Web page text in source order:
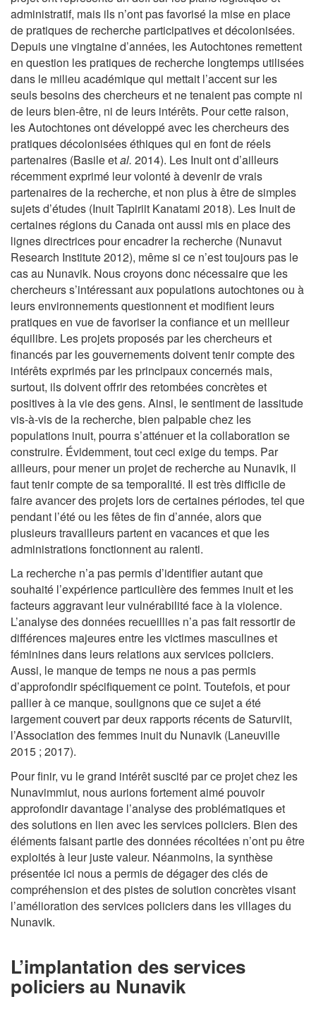
administratif, mais ils n’ont pas favorisé la mise en place
de pratiques de recherche participatives et décolonisées.
Depuis une vingtaine d’années, les Autochtones remettent
en question les pratiques de recherche longtemps utilisées
dans le milieu académique qui mettait l’accent sur les
seuls besoins des chercheurs et ne tenaient pas compte ni
de leurs bien-être, ni de leurs intérêts. Pour cette raison,
les Autochtones ont développé avec les chercheurs des
pratiques décolonisées éthiques qui en font de réels
partenaires (Basile etal. 2014). Les Inuit ont d’ailleurs
récemment exprimé leur volonté à devenir de vrais
partenaires de la recherche, et non plus à être de simples
sujets d’études (Inuit Tapiriit Kanatami 2018). Les Inuit de
certaines régions du Canada ont aussi mis en place des
lignes directrices pour encadrer la recherche (Nunavut
Research Institute 2012), même si ce n’est toujours pas le
cas au Nunavik. Nous croyons donc nécessaire que les
chercheurs s’intéressant aux populations autochtones ou à
leurs environnements questionnent et modifient leurs
pratiques en vue de favoriser la confiance et un meilleur
équilibre. Les projets proposés par les chercheurs et
financés par les gouvernements doivent tenir compte des
intérêts exprimés par les principaux concernés mais,
surtout, ils doivent offrir des retombées concrètes et
positives à la vie des gens. Ainsi, le sentiment de lassitude
vis-à-vis de la recherche, bien palpable chez les
populations inuit, pourra s’atténuer et la collaboration se
construire. Évidemment, tout ceci exige du temps. Par
ailleurs, pour mener un projet de recherche au Nunavik, il
faut tenir compte de sa temporalité. Il est très difficile de
faire avancer des projets lors de certaines périodes, tel que
pendant l’été ou les fêtes de fin d’année, alors que
plusieurs travailleurs partent en vacances et que les
administrations fonctionnent au ralenti.
La recherche n’a pas permis d’identifier autant que
souhaité l’expérience particulière des femmes inuit et les
facteurs aggravant leur vulnérabilité face à la violence.
L’analyse des données recueillies n’a pas fait ressortir de
différences majeures entre les victimes masculines et
féminines dans leurs relations aux services policiers.
Aussi, le manque de temps ne nous a pas permis
d’approfondir spécifiquement ce point. Toutefois, et pour
pallier à ce manque, soulignons que ce sujet a été
largement couvert par deux rapports récents de Saturviit,
l’Association des femmes inuit du Nunavik (Laneuville
2015 ; 2017).
Pour finir, vu le grand intérêt suscité par ce projet chez les
Nunavimmiut, nous aurions fortement aimé pouvoir
approfondir davantage l’analyse des problématiques et
des solutions en lien avec les services policiers. Bien des
éléments faisant partie des données récoltées n’ont pu être
exploités à leur juste valeur. Néanmoins, la synthèse
présentée ici nous a permis de dégager des clés de
compréhension et des pistes de solution concrètes visant
l’amélioration des services policiers dans les villages du
Nunavik.
L’implantation des services
policiers au Nunavik